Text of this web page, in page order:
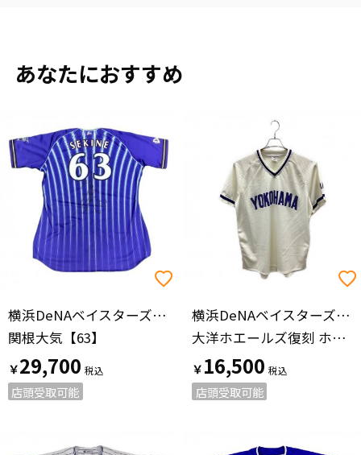
あなたにおすすめ
横浜DeNAベイスターズ（ヨコハマディーエヌエーベイスターズ）
関根大気【63】
￥29,700
店頭受取可能
横浜DeNAベイスターズ（ヨコハマディーエヌエーベイスターズ）
大洋ホエールズ復刻 ホーム レプリカユニフォーム
￥16,500
店頭受取可能